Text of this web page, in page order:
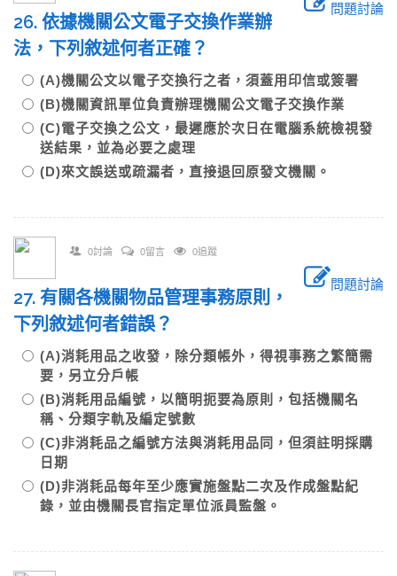
問題討論
26. 依據機關公文電子交換作業辦
法，下列敘述何者正確？
(A)機關公文以電子交換行之者，須蓋用印信或簽署
(B)機關資訊單位負責辦理機關公文電子交換作業
(C)電子交換之公文，最遲應於次日在電腦系統檢視發
送結果，並為必要之處理
(D)來文誤送或疏漏者，直接退回原發文機關。
0討論 0留言 0追蹤
問題討論
27. 有關各機關物品管理事務原則，
下列敘述何者錯誤？
(A)消耗用品之收發，除分類帳外，得視事務之繁簡需
要，另立分戶帳
(B)消耗用品編號，以簡明扼要為原則，包括機關名
稱、分類字軌及編定號數
(C)非消耗品之編號方法與消耗用品同，但須註明採購
日期
(D)非消耗品每年至少應實施盤點二次及作成盤點紀
錄，並由機關長官指定單位派員監盤。